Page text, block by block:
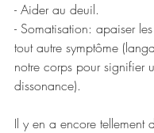
- Aider au deuil.
- Somatisation: apaiser
tout autre symptôme
notre corps pour signifier
dissonance).
Il y en a encore tellement